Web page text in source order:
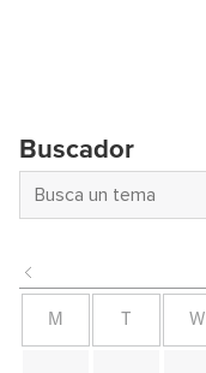
Buscador
M W